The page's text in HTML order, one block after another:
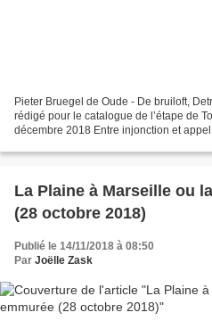
Pieter Bruegel de Oude - De bruiloft, Detroit, vers
rédigé pour le catalogue de l’étape de
décembre 2018 Entre injonction et
La Plaine à Marseille ou
(28 octobre 2018)
Publié le 14/11/2018 à 08:50
Par Joëlle Zask